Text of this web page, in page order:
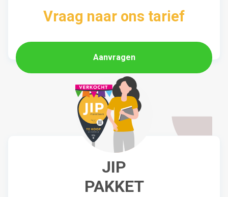
Vraag naar ons tarief
Aanvragen
JIP
PAKKET